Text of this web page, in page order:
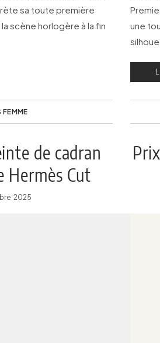
sa toute première
scène horlogère à la fin
FEMME
une
de cadran
Hermès Cut
2025